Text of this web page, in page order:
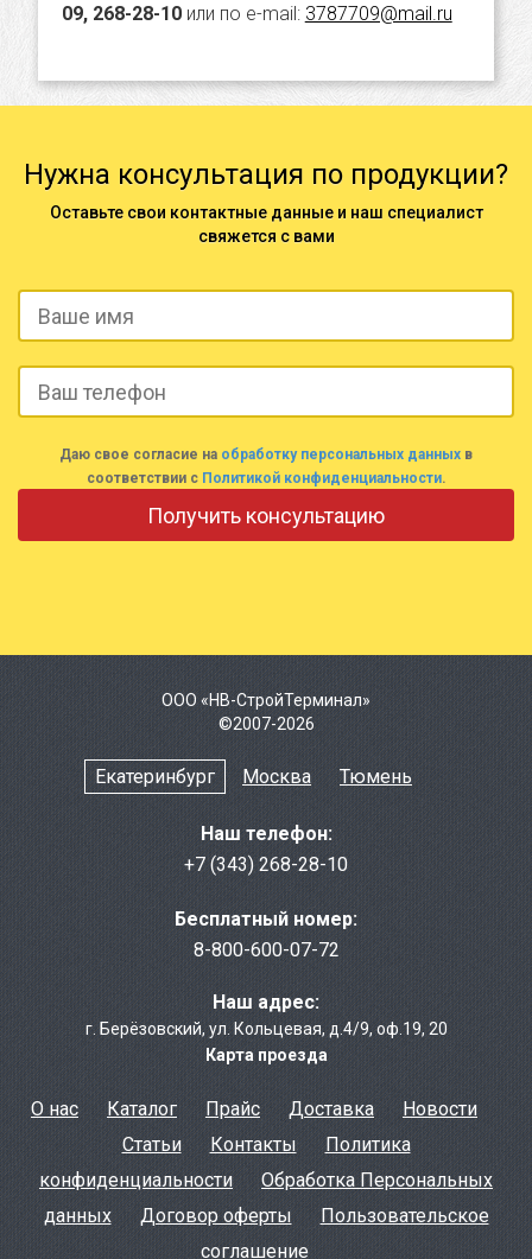
09, 268-28-10или по e-mail: 3787709@mail.ru
Нужна консультация по продукции?
Оставьте свои контактные данные и наш специалист
свяжется с вами
Даю свое согласие на обработку персональных данных в
соответствии с Политикой конфиденциальности.
ООО «НВ-СтройТерминал»
©2007-2026
Екатеринбург Москва Тюмень
Наш телефон:
+7 (343) 268-28-10
Бесплатный номер:
8-800-600-07-72
Наш адрес:
г. Берёзовcкий,ул. Кольцевая, д.4/9,оф.19, 20
Карта проезда
О нас Каталог Прайс Доставка
Новости
Статьи
Контакты
Политика
конфиденциальности
Обработка Персональных
данных
Договор оферты
Пользовательское
соглашение